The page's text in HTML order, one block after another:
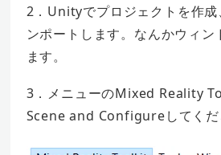
2．Unityでプロジェクトを作成
ンポートします。なんかウィ
ます。
3．メニューのMixed Reality
Scene and Configureしてくだ